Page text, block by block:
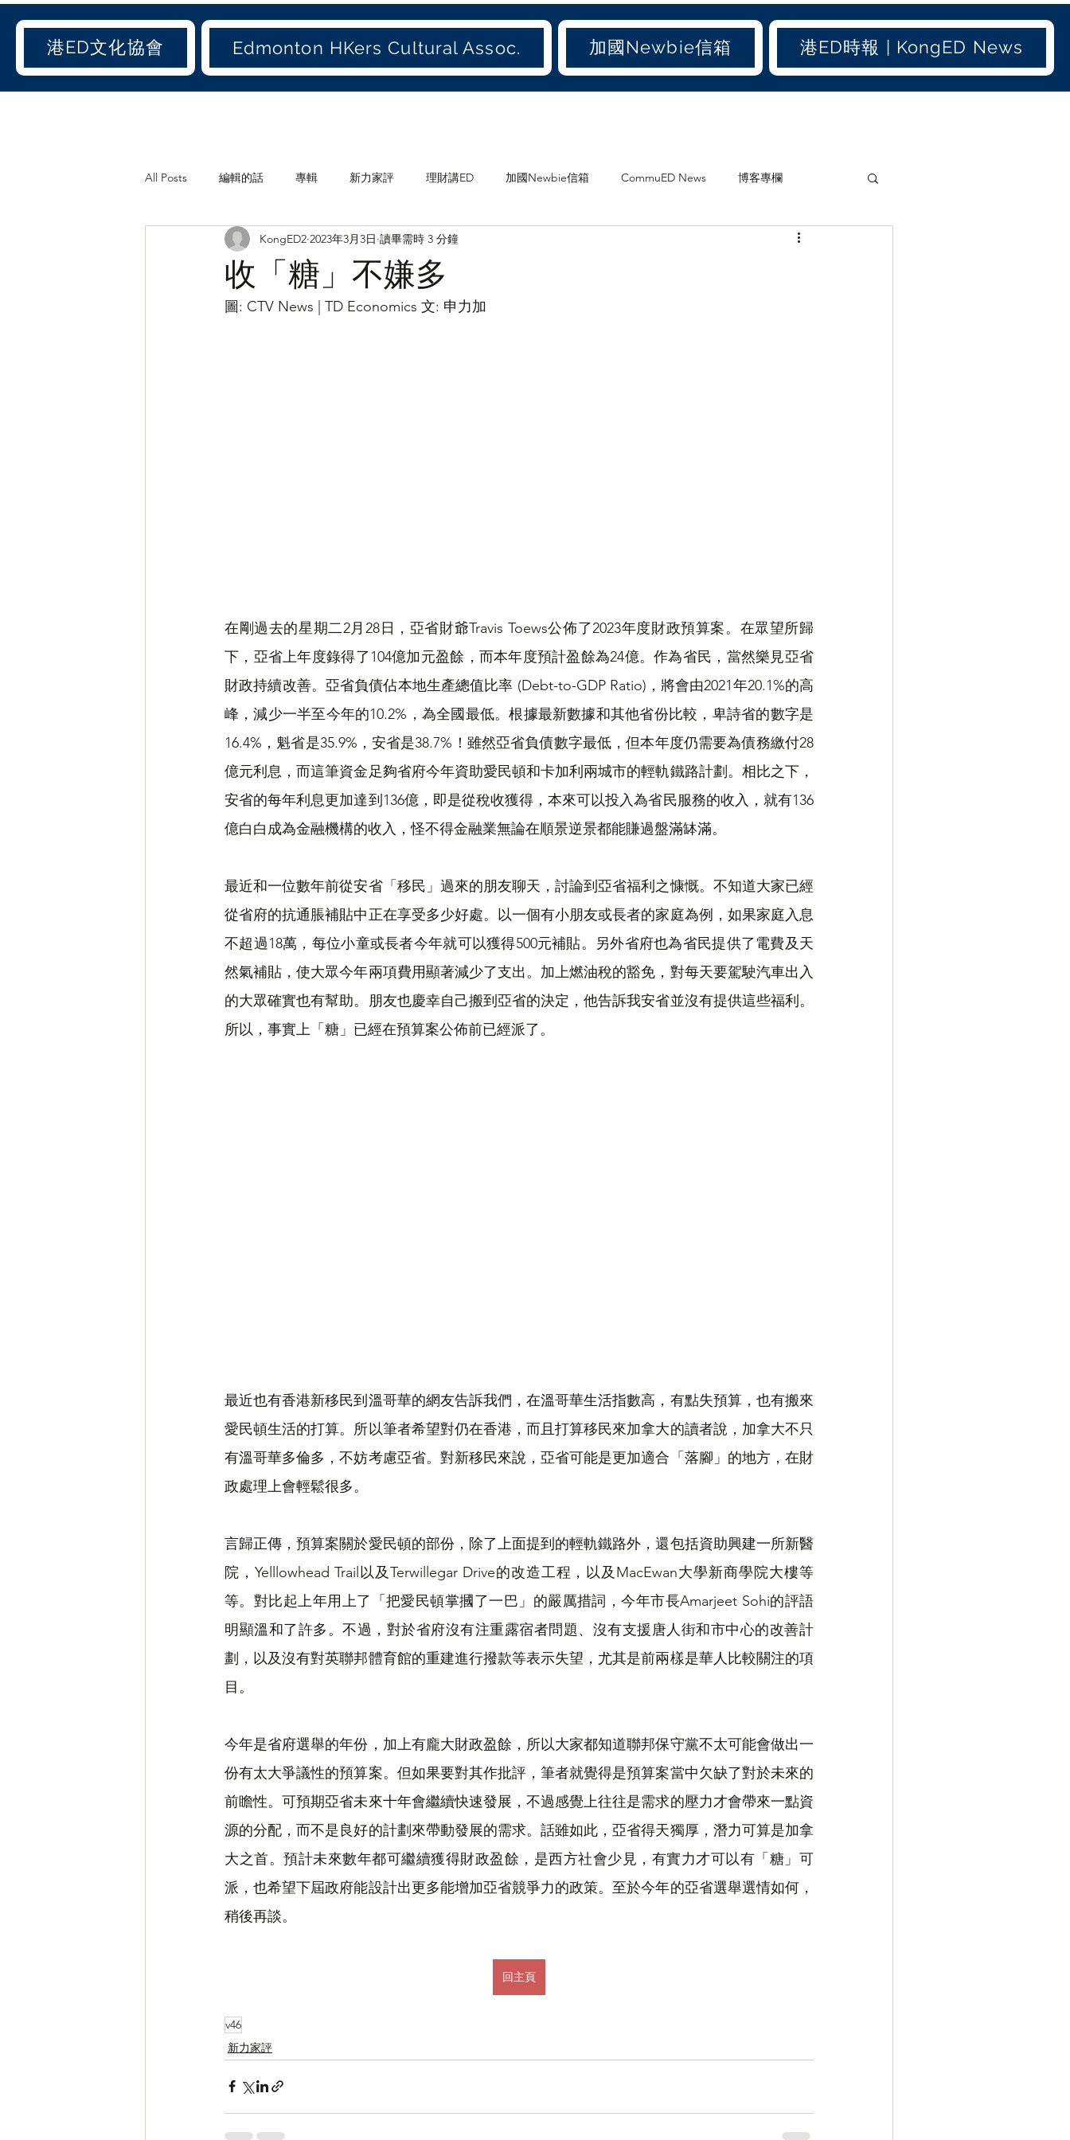
港ED文化協會 Edmonton HKers Cultural Assoc. 加國Newbie信箱 港ED時報 | KongED News
All Posts 編輯的話 專輯 新力家評 理財講ED 加國Newbie信箱 CommuED News 博客專欄
《港ED文化協會》會訊 休閒 愛吃才會肥 港聞(old)
娛聞(old) 港人加地 兩地書 家庭
收「糖」不嫌多
KongED2 2023年3月3日 讀畢需時 3 分鐘
圖: CTV News | TD Economics 文: 申力加
在剛過去的星期二2月28日，亞省財爺Travis Toews公佈了2023年度財政預算案。在眾望所歸
下，亞省上年度錄得了104億加元盈餘，而本年度預計盈餘為24億。作為省民，當然樂見亞省
財政持續改善。亞省負債佔本地生產總值比率 (Debt-to-GDP Ratio)，將會由2021年20.1%的高
峰，減少一半至今年的10.2%，為全國最低。根據最新數據和其他省份比較，卑詩省的數字是
16.4%，魁省是35.9%，安省是38.7%！雖然亞省負債數字最低，但本年度仍需要為債務繳付28
億元利息，而這筆資金足夠省府今年資助愛民頓和卡加利兩城市的輕軌鐵路計劃。相比之下，
安省的每年利息更加達到136億，即是從稅收獲得，本來可以投入為省民服務的收入，就有136
億白白成為金融機構的收入，怪不得金融業無論在順景逆景都能賺過盤滿缽滿。
最近和一位數年前從安省「移民」過來的朋友聊天，討論到亞省福利之慷慨。不知道大家已經
從省府的抗通脹補貼中正在享受多少好處。以一個有小朋友或長者的家庭為例，如果家庭入息
不超過18萬，每位小童或長者今年就可以獲得500元補貼。另外省府也為省民提供了電費及天
然氣補貼，使大眾今年兩項費用顯著減少了支出。加上燃油稅的豁免，對每天要駕駛汽車出入
的大眾確實也有幫助。朋友也慶幸自己搬到亞省的決定，他告訴我安省並沒有提供這些福利。
所以，事實上「糖」已經在預算案公佈前已經派了。
最近也有香港新移民到溫哥華的網友告訴我們，在溫哥華生活指數高，有點失預算，也有搬來
愛民頓生活的打算。所以筆者希望對仍在香港，而且打算移民來加拿大的讀者說，加拿大不只
有溫哥華多倫多，不妨考慮亞省。對新移民來說，亞省可能是更加適合「落腳」的地方，在財
政處理上會輕鬆很多。
言歸正傳，預算案關於愛民頓的部份，除了上面提到的輕軌鐵路外，還包括資助興建一所新醫
院，Yelllowhead Trail以及Terwillegar Drive的改造工程，以及MacEwan大學新商學院大樓等
等。對比起上年用上了「把愛民頓掌摑了一巴」的嚴厲措詞，今年市長Amarjeet Sohi的評語
明顯溫和了許多。不過，對於省府沒有注重露宿者問題、沒有支援唐人街和市中心的改善計
劃，以及沒有對英聯邦體育館的重建進行撥款等表示失望，尤其是前兩樣是華人比較關注的項
目。
今年是省府選舉的年份，加上有龐大財政盈餘，所以大家都知道聯邦保守黨不太可能會做出一
份有太大爭議性的預算案。但如果要對其作批評，筆者就覺得是預算案當中欠缺了對於未來的
前瞻性。可預期亞省未來十年會繼續快速發展，不過感覺上往往是需求的壓力才會帶來一點資
源的分配，而不是良好的計劃來帶動發展的需求。話雖如此，亞省得天獨厚，潛力可算是加拿
大之首。預計未來數年都可繼續獲得財政盈餘，是西方社會少見，有實力才可以有「糖」可
派，也希望下屆政府能設計出更多能增加亞省競爭力的政策。至於今年的亞省選舉選情如何，
稍後再談。
回主頁
v46
新力家評